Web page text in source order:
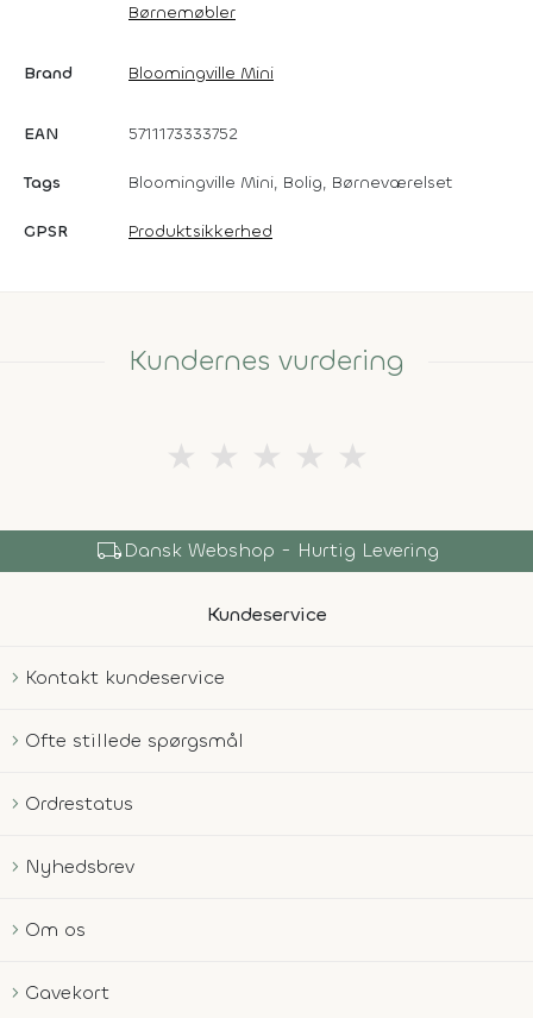
Børnemøbler
Brand Bloomingville Mini
EAN 5711173333752
Tags Bloomingville Mini, Bolig, Børneværelset
GPSR Produktsikkerhed
Kundernes vurdering
★ ★ ★ ★ ★
local_shippingDansk Webshop - Hurtig Levering
Kundeservice
Kontakt kundeservice
Ofte stillede spørgsmål
Ordrestatus
Nyhedsbrev
Om os
Gavekort